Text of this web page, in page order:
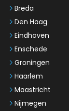
Breda
Den Haag
Eindhoven
Enschede
Groningen
Haarlem
Maastricht
Nijmegen